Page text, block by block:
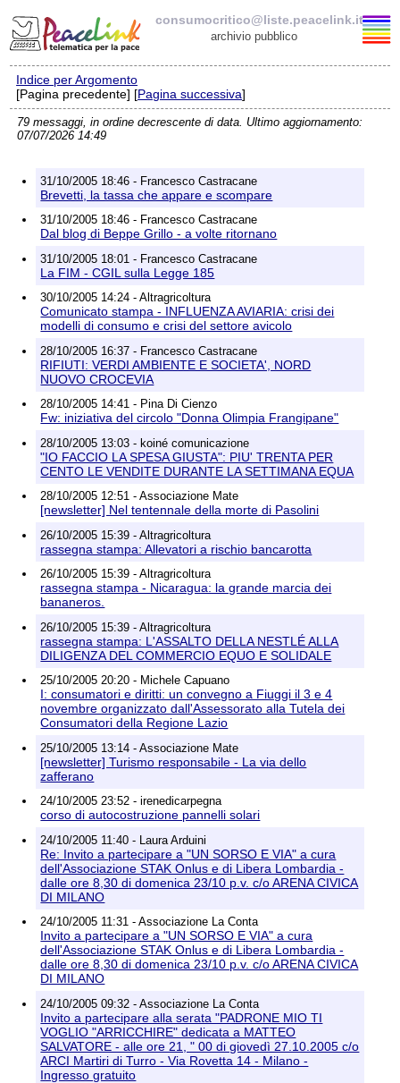
consumocritico@liste.peacelink.it
archivio pubblico
Elenco delle liste
consumocritico@liste.peacelink.it
Indice per Argomento
[Pagina precedente] [Pagina successiva]
79 messaggi, in ordine decrescente di data. Ultimo aggiornamento:
07/07/2026 14:49
31/10/2005 18:46 - Francesco Castracane
Brevetti, la tassa che appare e scompare
31/10/2005 18:46 - Francesco Castracane
Dal blog di Beppe Grillo - a volte ritornano
31/10/2005 18:01 - Francesco Castracane
La FIM - CGIL sulla Legge 185
30/10/2005 14:24 - Altragricoltura
Comunicato stampa - INFLUENZA AVIARIA: crisi dei
modelli di consumo e crisi del settore avicolo
28/10/2005 16:37 - Francesco Castracane
RIFIUTI: VERDI AMBIENTE E SOCIETA', NORD
NUOVO CROCEVIA
28/10/2005 14:41 - Pina Di Cienzo
Fw: iniziativa del circolo "Donna Olimpia Frangipane"
28/10/2005 13:03 - koiné comunicazione
"IO FACCIO LA SPESA GIUSTA": PIU' TRENTA PER
CENTO LE VENDITE DURANTE LA SETTIMANA EQUA
28/10/2005 12:51 - Associazione Mate
[newsletter] Nel tentennale della morte di Pasolini
26/10/2005 15:39 - Altragricoltura
rassegna stampa: Allevatori a rischio bancarotta
26/10/2005 15:39 - Altragricoltura
rassegna stampa - Nicaragua: la grande marcia dei
bananeros.
26/10/2005 15:39 - Altragricoltura
rassegna stampa: L'ASSALTO DELLA NESTLÉ ALLA
DILIGENZA DEL COMMERCIO EQUO E SOLIDALE
25/10/2005 20:20 - Michele Capuano
I: consumatori e diritti: un convegno a Fiuggi il 3 e 4
novembre organizzato dall'Assessorato alla Tutela dei
Consumatori della Regione Lazio
25/10/2005 13:14 - Associazione Mate
[newsletter] Turismo responsabile - La via dello
zafferano
24/10/2005 23:52 - irenedicarpegna
corso di autocostruzione pannelli solari
24/10/2005 11:40 - Laura Arduini
Re: Invito a partecipare a "UN SORSO E VIA" a cura
dell'Associazione STAK Onlus e di Libera Lombardia -
dalle ore 8,30 di domenica 23/10 p.v. c/o ARENA CIVICA
DI MILANO
24/10/2005 11:31 - Associazione La Conta
Invito a partecipare a "UN SORSO E VIA" a cura
dell'Associazione STAK Onlus e di Libera Lombardia -
dalle ore 8,30 di domenica 23/10 p.v. c/o ARENA CIVICA
DI MILANO
24/10/2005 09:32 - Associazione La Conta
Invito a partecipare alla serata "PADRONE MIO TI
VOGLIO "ARRICCHIRE" dedicata a MATTEO
SALVATORE - alle ore 21, " 00 di giovedì 27.10.2005 c/o
ARCI Martiri di Turro - Via Rovetta 14 - Milano -
Ingresso gratuito